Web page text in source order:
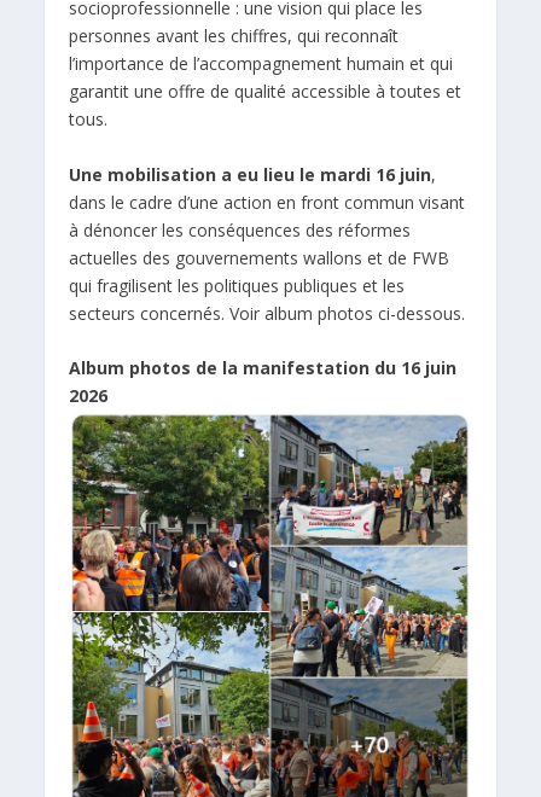
socioprofessionnelle : une vision qui place les
personnes avant les chiffres, qui reconnaît
l’importance de l’accompagnement humain et qui
garantit une offre de qualité accessible à toutes et
tous.
Une mobilisation a eu lieu le mardi 16 juin,
dans le cadre d’une action en front commun visant
à dénoncer les conséquences des réformes
actuelles des gouvernements wallons et de FWB
qui fragilisent les politiques publiques et les
secteurs concernés. Voir album photos ci-dessous.
Album photos de la manifestation du 16 juin
2026